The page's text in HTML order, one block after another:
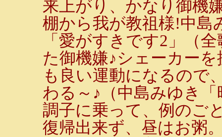
来上がり、かなり御機
棚から我が教祖様!中島
「愛がすきです2」（
た御機嫌♪シェーカー
も良い運動になるの
わる～♪（中島みゆき
調子に乗って、例のご
復帰出来ず、昼はお粥